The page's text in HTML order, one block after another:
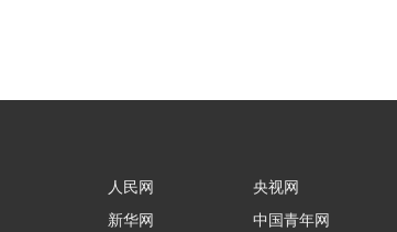
人民网
新华网
央视网
中国青年网